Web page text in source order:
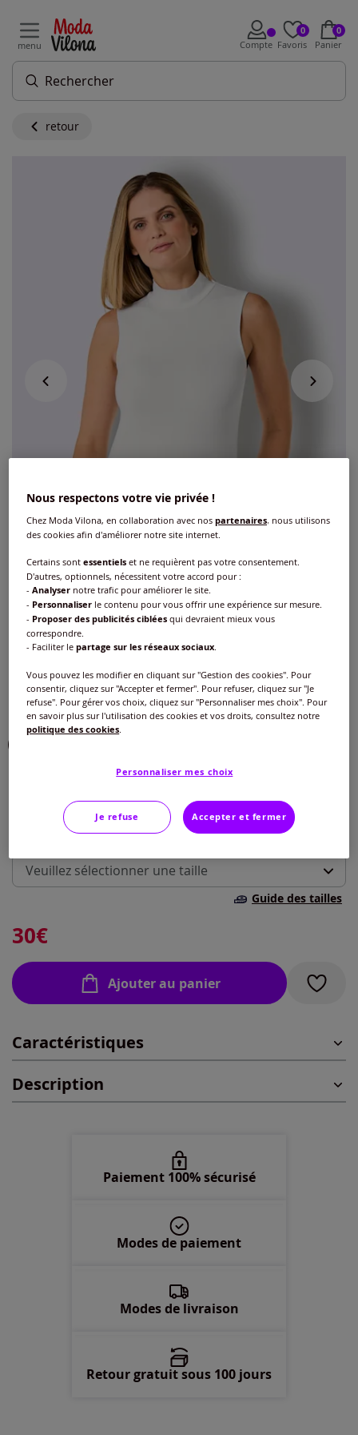
menu Compte
0
Favoris
0
Panier
retour
Débardeur jersey fin
Couleur :blanc
Choisir une couleur :
Veuillez sélectionner une taille
En stock
46 -En stock
48 -En stock
Guide des tailles
30€
Ajouter au panier
Caractéristiques
Description
Paiement 100% sécurisé
Modes de paiement
Modes de livraison
Retour gratuit sous 100 jours
Nous respectons votre vie privée !
Chez Moda Vilona, en collaboration avec nospartenaires, nous utilisons
des cookies afin d'améliorer notre site internet.
Certains sontessentiels et ne requièrent pas votre consentement.
D'autres, optionnels, nécessitent votre accord pour :
-Analyser notre trafic pour améliorer le site.
- Personnaliser le contenu pour vous offrir une expérience sur mesure.
- Proposer des publicités ciblées qui devraient mieux vous
correspondre.
- Faciliter lepartage sur les réseaux sociaux.
Vous pouvez les modifier en cliquant sur "Gestion des cookies". Pour
consentir, cliquez sur "Accepter et fermer". Pour refuser, cliquez sur "Je
refuse". Pour gérer vos choix, cliquez sur "Personnaliser mes choix". Pour
en savoir plus sur l'utilisation des cookies et vos droits, consultez notre
politique des cookies.
Personnaliser mes choix
Je refuse Accepter et fermer